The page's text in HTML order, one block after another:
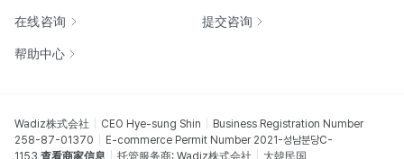
在线咨询 提交咨询
帮助中心
Wadiz株式会社 CEO Hye-sung Shin
Business Registration Number
258-87-01370
E-commerce Permit Number 2021-성남분당C-
1153 查看商家信息 托管服务商: Wadiz株式会社 大韓民国